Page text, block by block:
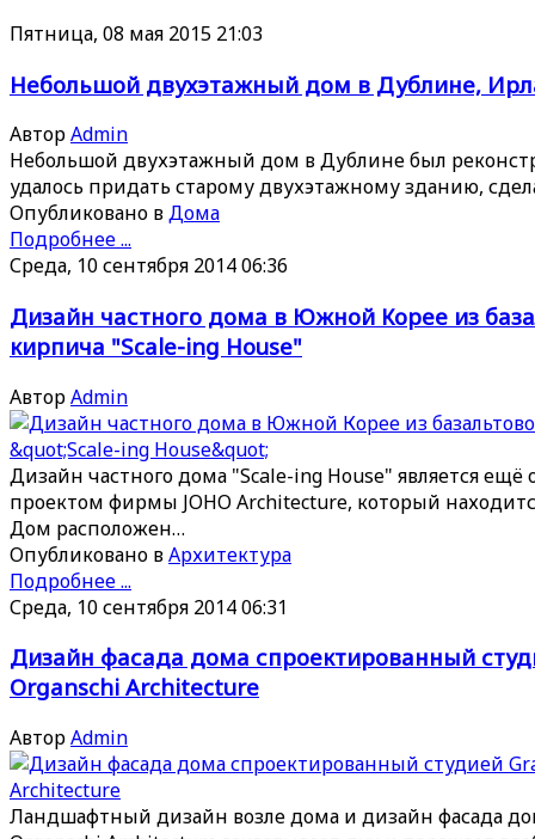
Пятница, 08 мая 2015 21:03
Небольшой двухэтажный дом в Дублине,
АвторAdmin
Небольшой двухэтажный дом в Дублине был
удалось придать старому двухэтажному зданию,
Опубликовано вДома
Подробнее ...
Среда, 10 сентября 2014 06:36
Дизайн частного дома в Южной Корее из
кирпича "Scale-ing House"
АвторAdmin
Дизайн частного дома "Scale-ing House" является
проектом фирмы JOHO Architecture, который
Дом расположен…
Опубликовано вАрхитектура
Подробнее ...
Среда, 10 сентября 2014 06:31
Дизайн фасада дома спроектированный
Organschi Architecture
АвторAdmin
Ландшафтный дизайн возле дома и дизайн фасада